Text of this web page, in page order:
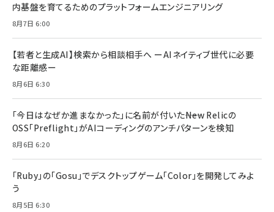
内基盤を育てるためのプラットフォームエンジニアリング
8月7日 6:00
【若者と生成AI】検索から相談相手へ ーAIネイティブ世代に必要
な距離感ー
8月6日 6:30
「今日はなぜか進まなかった」に名前が付いた――New Relicの
OSS「Preflight」がAIコーディングのアンチパターンを検知
8月6日 6:20
「Ruby」の「Gosu」でデスクトップゲーム「Color」を開発してみよ
う
8月5日 6:30